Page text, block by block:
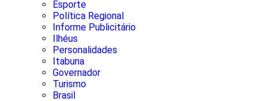
Esporte
Política Regional
Informe Publicitário
Ilhéus
Personalidades
Itabuna
Governador
Turismo
Brasil